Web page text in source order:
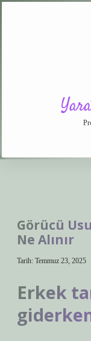
Görücü
Ne Alınır
Tarih: Temmuz 23, 2025
Erkek